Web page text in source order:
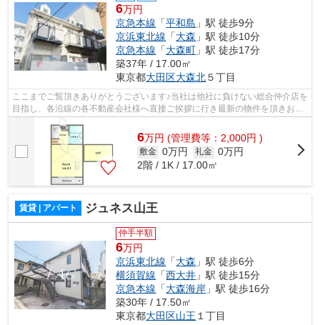
6万円
京急本線 「平和島 」駅 徒歩9分
京浜東北線 「大森 」駅 徒歩10分
京急本線 「大森町 」駅 徒歩17分
築37年 / 17.00㎡
東京都大田区大森北５丁目
ここまでご覧頂きありがとうございます♪当社は他社に負けない総合仲介店を
目指し、各沿線の各不動産会社様へ直接ご挨拶に行き最新の物件を頂きお客
様へ提供しております！最新の情報は...
6万円 (管理費等：2,000円 )
敷金 0万円 礼金 0万円
2階 / 1K / 17.00㎡
賃貸 | アパート ジュネス山王
仲手半額
6万円
京浜東北線 「大森 」駅 徒歩6分
横須賀線 「西大井 」駅 徒歩15分
京急本線 「大森海岸 」駅 徒歩16分
築30年 / 17.50㎡
東京都大田区山王 １丁目